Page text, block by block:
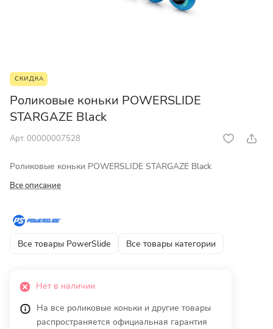
СКИДКА
Роликовые коньки POWERSLIDE
STARGAZE Black
Арт. 00000007528
Роликовые коньки POWERSLIDE STARGAZE Black
Все описание
Все товары PowerSlide Все товары категории
Нет в наличии
На все роликовые коньки и другие товары
распространяется официальная гарантия